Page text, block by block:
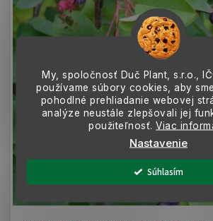
My, spoločnosť Duč Plant, s.r.o.,
používame súbory cookies, aby
pohodlné prehliadanie webovej
analýze neustále zlepšovali jej
použiteľnosť.Viac
Nastavenie
Súhlasím